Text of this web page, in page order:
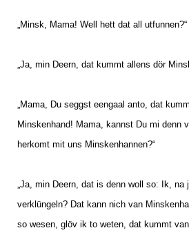
„Minsk, Mama! Well hett dat all utfunnen?“
„Ja, min Deern, dat kummt allens dör
„Mama, Du seggst eengaal anto, dat
Minskenhand! Mama, kannst Du mi denn
herkomt mit uns Minskenhannen?“
„Ja, min Deern, dat is denn woll so: Ik,
verklüngeln? Dat kann nich van
so wesen, glöv ik to weten, dat kummt